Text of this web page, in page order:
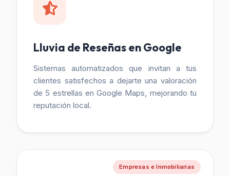
Lluvia de Reseñas en Google
Sistemas automatizados que invitan a tus
clientes satisfechos a dejarte una valoración
de 5 estrellas en Google Maps, mejorando tu
reputación local.
Empresas e Inmobiliarias